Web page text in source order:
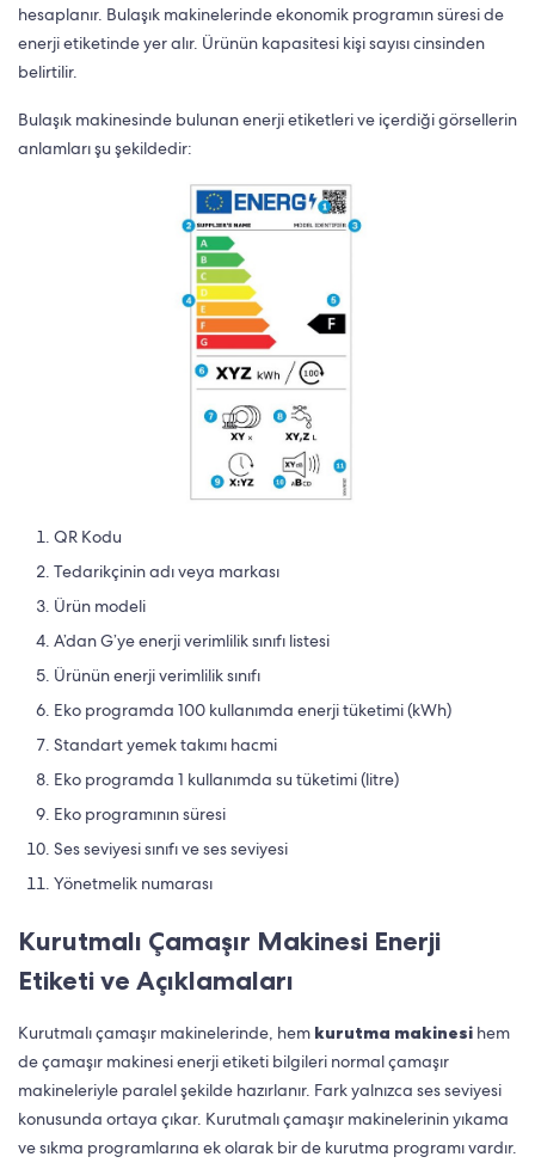
hesaplanır. Bulaşık makinelerinde ekonomik programın süresi de
enerji etiketinde yer alır. Ürünün kapasitesi kişi sayısı cinsinden
belirtilir.
Bulaşık makinesinde bulunan enerji etiketleri ve içerdiği görsellerin
anlamları şu şekildedir:
QR Kodu
Tedarikçinin adı veya markası
Ürün modeli
A’dan G’ye enerji verimlilik sınıfı listesi
Ürünün enerji verimlilik sınıfı
Eko programda 100 kullanımda enerji tüketimi (kWh)
Standart yemek takımı hacmi
Eko programda 1 kullanımda su tüketimi (litre)
Eko programının süresi
Ses seviyesi sınıfı ve ses seviyesi
Yönetmelik numarası
Kurutmalı Çamaşır Makinesi Enerji
Etiketi ve Açıklamaları
Kurutmalı çamaşır makinelerinde, hem kurutma makinesi hem
de çamaşır makinesi enerji etiketi bilgileri normal çamaşır
makineleriyle paralel şekilde hazırlanır. Fark yalnızca ses seviyesi
konusunda ortaya çıkar. Kurutmalı çamaşır makinelerinin yıkama
ve sıkma programlarına ek olarak bir de kurutma programı vardır.